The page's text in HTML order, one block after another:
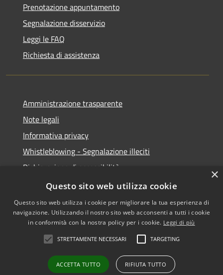
Prenotazione appuntamento
Segnalazione disservizio
Leggi le FAQ
Richiesta di assistenza
Amministrazione trasparente
Note legali
Informativa privacy
Whistleblowing - Segnalazione illeciti
Dichiarazione di accessibilità
Obiettivi di acessibilità
Accessibilità
Copyright © 2026 • Comune di
Voghera • Powered by
Municipium•
redazione
×
Questo sito web utilizza cookie
Questo sito web utilizza i cookie per migliorare la tua esperienza di
navigazione. Utilizzando il nostro sito web acconsenti a tutti i cookie
in conformità con la nostra policy per i cookie. Leggi di più
STRETTAMENTE NECESSARI TARGETING
ACCETTA TUTTO RIFIUTA TUTTO